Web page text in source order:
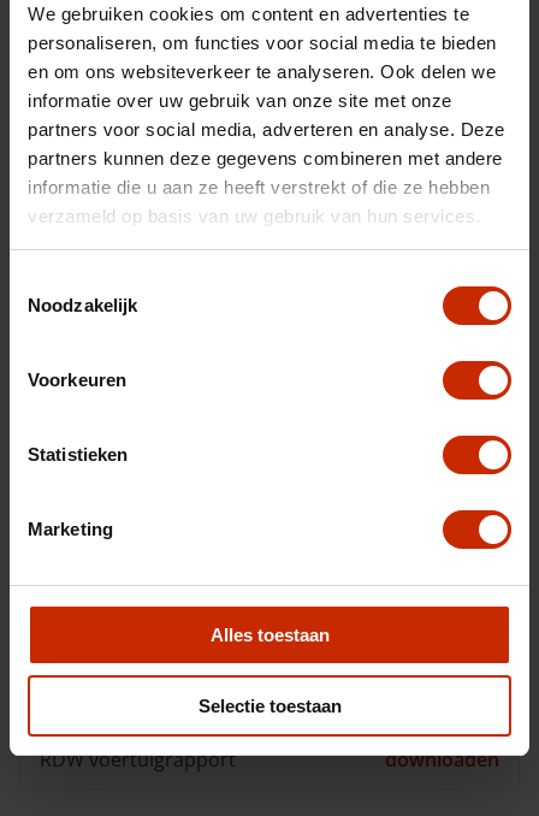
We gebruiken cookies om content en advertenties te
personaliseren, om functies voor social media te bieden
en om ons websiteverkeer te analyseren. Ook delen we
informatie over uw gebruik van onze site met onze
partners voor social media, adverteren en analyse. Deze
partners kunnen deze gegevens combineren met andere
informatie die u aan ze heeft verstrekt of die ze hebben
verzameld op basis van uw gebruik van hun services.
Noodzakelijk
Voorkeuren
Statistieken
Marketing
Alles toestaan
Selectie toestaan
C02 uitstoot
99 g/km
Motorrijtuigen belasting € 92 - 99 per kwartaal
Energielabel
A
Vermogen
82 pk
Topsnelheid
165 km/u
Cilinderinhoud
1197 cc
Acceleratie (0-100km)
Kleur
BTW/Marge
Omschrijving
RDW voertuigrapport downloaden